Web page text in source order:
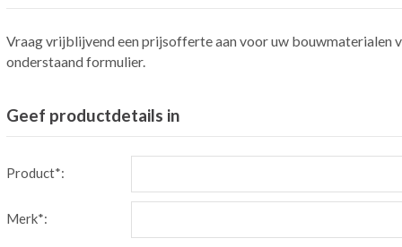
Vraag vrijblijvend een prijsofferte aan voor uw bouwmaterialen
onderstaand formulier.
Geef productdetails in
Product*:
Merk*: